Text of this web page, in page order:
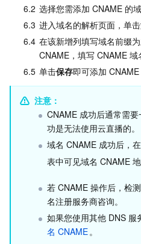
大模型服务平台 TokenHub
消息队列 MQTT 版
消息队列 CMQ 版
消息队列 CMQ
实时互动-教育版
实时互动-工业能源版
游戏多媒体引擎
云联络中心
媒体包装
媒体传输
云直播
云点播
直播录制
媒体处理
媒体处理
应用云渲染
云桌面
视频终端SDK
直播 SDK
短视频 SDK
腾讯特效 SDK
教育服务
互动白板
医疗服务
腾讯健康组学平台
数智医疗影像平台
智能导诊
智能预问诊
云资源管理
SDK
智能顾问
开发者工具
云市场
云原生构建
Low Code
云开发 CloudBase
监控与运维
6.2 选择您需添加 CNAME 的
6.3 进入域名的解析页面，单击
6.4 在该新增列填写域名前缀
CNAME，填写 CNAME 域
6.5 单击保存即可添加 CNAME
注意：
CNAME 成功后通常需
功是无法使用云直播的。
域名 CNAME 成功后，
表中可见域名 CNAME
若 CNAME 操作后，检
名注册服务商咨询。
如果您使用其他 DNS 服
名 CNAME 。